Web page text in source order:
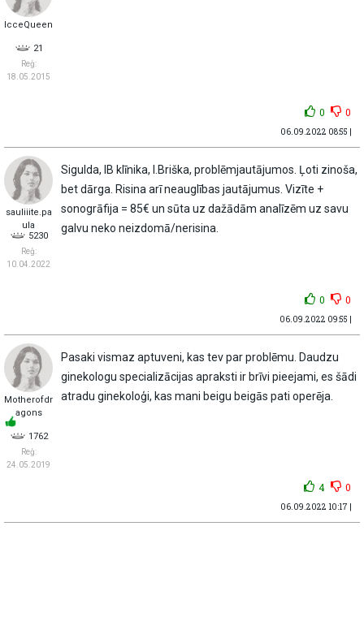
IcceQueen
21
Reģ:
18.05.2015
0 0
06.09.2022 08:55 |
sauliiite.pa
ula
5230
Reģ:
10.04.2022
Sigulda, IB klīnika, I.Briška, problēmjautājumos. Ļoti zinoša,
bet dārga. Risina arī neauglības jautājumus. Vizīte +
sonogrāfija = 85€ un sūta uz dažādām analīzēm uz savu
galvu neko neizdomā/nerisina.
0 0
06.09.2022 09:55 |
Motherofdr
agons
1762
Reģ:
24.05.2019
Pasaki vismaz aptuveni, kas tev par problēmu. Daudzu
ginekologu specializācijas apraksti ir brīvi pieejami, es šādi
atradu ginekoloģi, kas mani beigu beigās pati operēja.
4 0
06.09.2022 10:17 |